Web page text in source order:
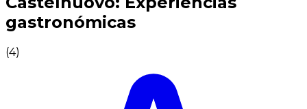
gastronómicas
(4)